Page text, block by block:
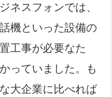
ネスフォンでは、
機といった設備の
工事が必要なた
っていました。も
大企業に比べれば